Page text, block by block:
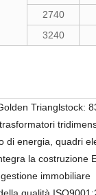
2740
3240
energia, quadri
la
immobiliare